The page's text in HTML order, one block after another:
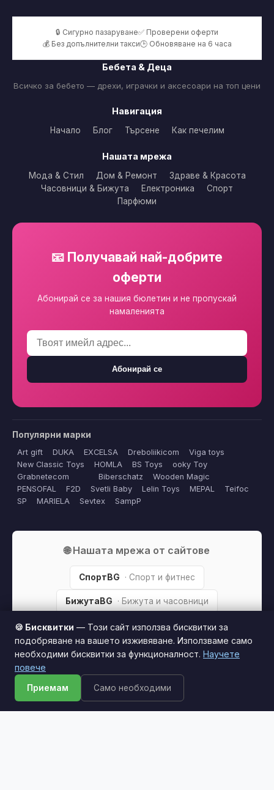
🔒 Сигурно пазаруване✅ Проверени оферти
💰 Без допълнителни такси🕒 Обновяване на 6 часа
Бебета & Деца
Всичко за бебето — дрехи, играчки и аксесоари на топ цени
Навигация
Начало Блог Търсене Как печелим
Нашата мрежа
Мода & Стил Дом & Ремонт
Здраве & Красота
Часовници & Бижута
Електроника
Спорт
Парфюми
📧 Получавай най-добрите
оферти
Абонирай се за нашия бюлетин и не пропускай
намаленията
Абонирай се
Популярни марки
Art gift DUKA EXCELSA Dreboliikicom
Viga toys
New Classic Toys
HOMLA BS Toys
ooky Toy
Grabnetecom
Biberschatz
Wooden Magic
PENSOFAL
F2D Svetli Baby Lelin Toys MEPAL
Teifoc
SP
MARIELA Sevtex SampP
🌐 Нашата мрежа от сайтове
СпортBG · Спорт и фитнес
БижутаBG · Бижута и часовници
ПарфюмBG · Парфюми
ТехникаBG · Техника и електроника
© 2026 Бебета & Деца. Всички права запазени.
Този сайт използва бисквитки за по-добро
Приемам
🍪 Бисквитки — Този сайт използва бисквитки за
подобряване на вашето изживяване. Използваме само
необходими бисквитки за функционалност. Научете
повече
Приемам Само необходими